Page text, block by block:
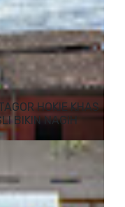
HOKIE KHAS
BIKIN NAGIH